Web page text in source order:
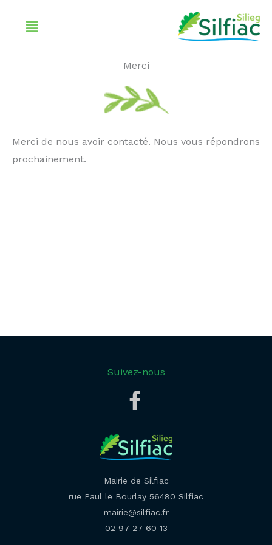
Menu
Merci
Merci de nous avoir contacté. Nous vous répondrons
prochainement.
Suivez-nous
Mairie de Silfiac
rue Paul le Bourlay 56480 Silfiac
mairie@silfiac.fr
02 97 27 60 13